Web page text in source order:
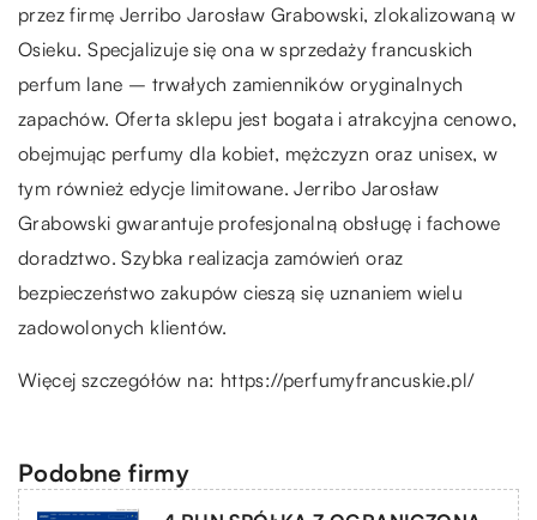
przez firmę Jerribo Jarosław Grabowski, zlokalizowaną w
Osieku. Specjalizuje się ona w sprzedaży francuskich
perfum lane – trwałych zamienników oryginalnych
zapachów. Oferta sklepu jest bogata i atrakcyjna cenowo,
obejmując perfumy dla kobiet, mężczyzn oraz unisex, w
tym również edycje limitowane. Jerribo Jarosław
Grabowski gwarantuje profesjonalną obsługę i fachowe
doradztwo. Szybka realizacja zamówień oraz
bezpieczeństwo zakupów cieszą się uznaniem wielu
zadowolonych klientów.
Więcej szczegółów na: https://perfumyfrancuskie.pl/
Podobne firmy